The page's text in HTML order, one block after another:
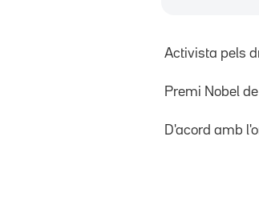
Activista pels
Premi Nobel
D'acord amb